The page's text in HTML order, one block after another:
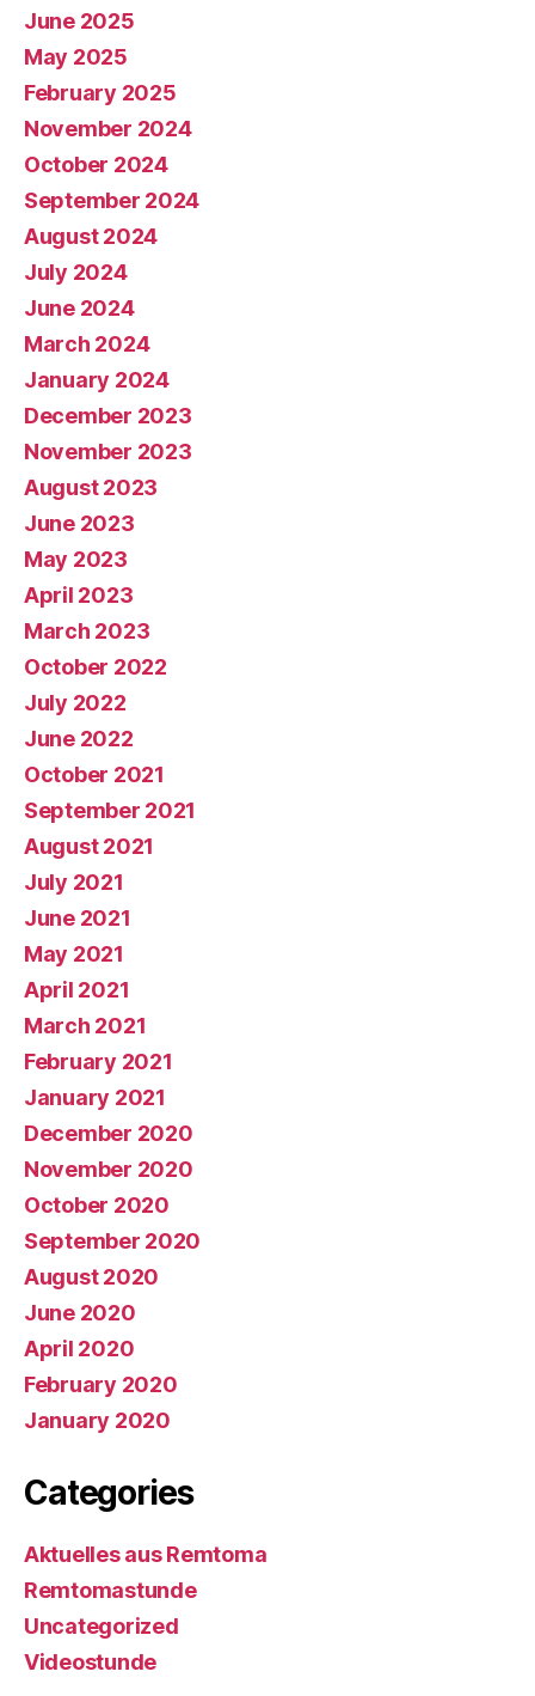
June 2025
May 2025
February 2025
November 2024
October 2024
September 2024
August 2024
July 2024
June 2024
March 2024
January 2024
December 2023
November 2023
August 2023
June 2023
May 2023
April 2023
March 2023
October 2022
July 2022
June 2022
October 2021
September 2021
August 2021
July 2021
June 2021
May 2021
April 2021
March 2021
February 2021
January 2021
December 2020
November 2020
October 2020
September 2020
August 2020
June 2020
April 2020
February 2020
January 2020
Categories
Aktuelles aus Remtoma
Remtomastunde
Uncategorized
Videostunde